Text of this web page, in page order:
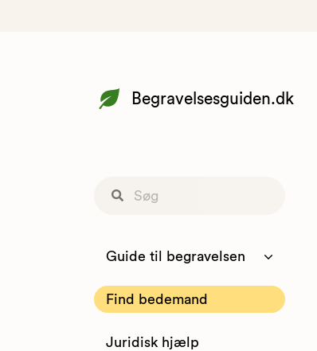
Begravelsesguiden.dk
Guide til begravelsen
Find bedemand
Juridisk hjælp